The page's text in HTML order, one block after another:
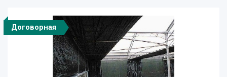
Договорная